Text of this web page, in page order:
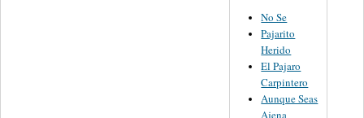
No Se
Pajarito
Herido
El Pajaro
Carpintero
Aunque Seas